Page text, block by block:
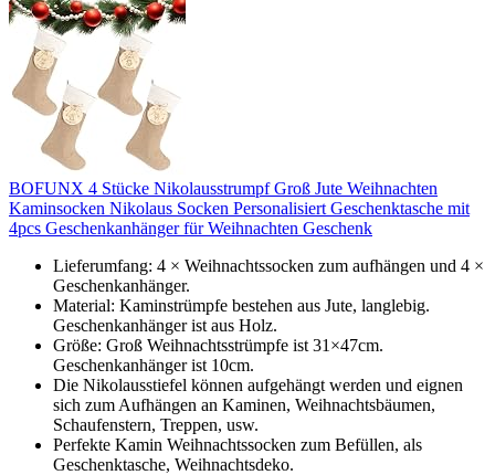
BOFUNX 4 Stücke Nikolausstrumpf Groß Jute Weihnachten
Kaminsocken Nikolaus Socken Personalisiert Geschenktasche mit
4pcs Geschenkanhänger für Weihnachten Geschenk
Lieferumfang: 4 × Weihnachtssocken zum aufhängen und 4 ×
Geschenkanhänger.
Material: Kaminstrümpfe bestehen aus Jute, langlebig.
Geschenkanhänger ist aus Holz.
Größe: Groß Weihnachtsstrümpfe ist 31×47cm.
Geschenkanhänger ist 10cm.
Die Nikolausstiefel können aufgehängt werden und eignen
sich zum Aufhängen an Kaminen, Weihnachtsbäumen,
Schaufenstern, Treppen, usw.
Perfekte Kamin Weihnachtssocken zum Befüllen, als
Geschenktasche, Weihnachtsdeko.